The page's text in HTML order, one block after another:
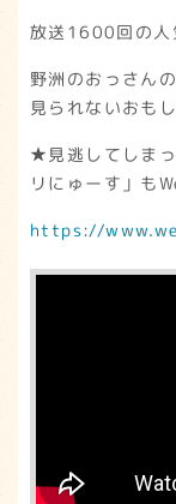
放送1600回の人
野洲のおっさん
見られないおも
★見逃してしま
リにゅーす」も
https://